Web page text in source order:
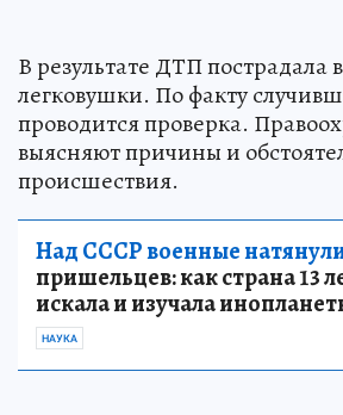
В результате ДТП пострадала
легковушки. По факту
проводится проверка.
выясняют причины и
происшествия.
Над СССР военные
пришельцев: как страна 13
искала и изучала
НАУКА